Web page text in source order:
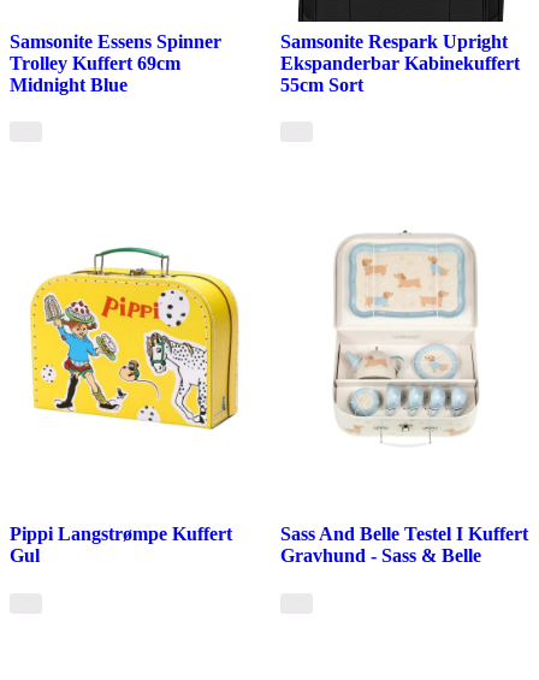
Samsonite Essens Spinner
Trolley Kuffert 69cm
Midnight Blue
Samsonite Respark Upright
Ekspanderbar Kabinekuffert
55cm Sort
Pippi Langstrømpe Kuffert
Gul
Sass And Belle Testel I Kuffert
Gravhund - Sass & Belle